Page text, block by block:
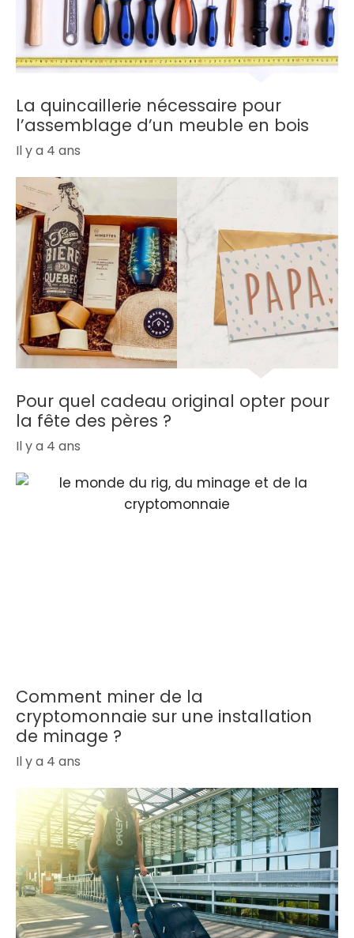
La quincaillerie nécessaire pour
l’assemblage d’un meuble en bois
Il y a 4 ans
Pour quel cadeau original opter pour
la fête des pères ?
Il y a 4 ans
Comment miner de la
cryptomonnaie sur une installation
de minage ?
Il y a 4 ans